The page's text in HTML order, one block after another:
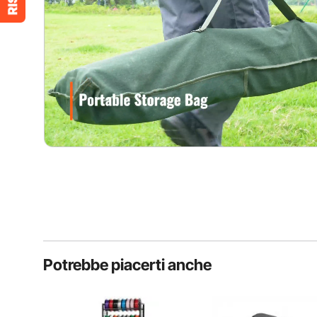
Potrebbe piacerti anche